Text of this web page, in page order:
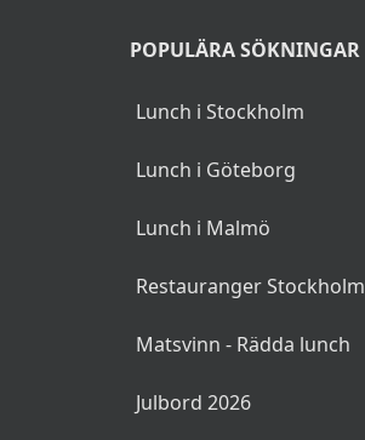
POPULÄRA SÖKNINGAR
Lunch i Stockholm
Lunch i Göteborg
Lunch i Malmö
Restauranger Stockholm
Matsvinn - Rädda lunch
Julbord 2026